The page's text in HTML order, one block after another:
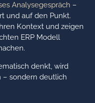
Analysegespräch –
und auf den Punkt.
Kontext und zeigen
ERP Modell
denkt, wird
– sondern deutlich